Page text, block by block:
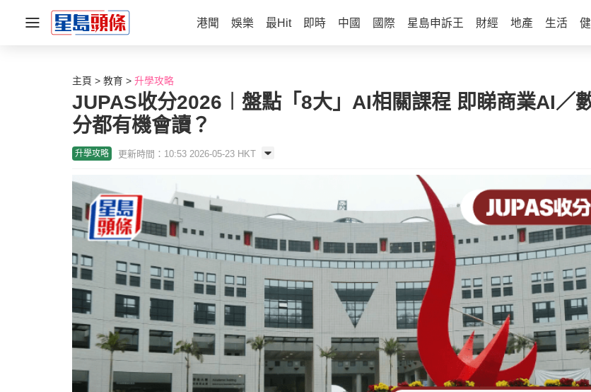
港聞 娛樂 最Hit 即時 中國 國際 星島申訴王 財經 地產 生活
主頁 教育 升學攻略
JUPAS收分2026︱盤點「8大」AI相關課程 即睇商業AI／
分都有機會讀？
升學攻略 更新時間：10:53 2026-05-23 HKT